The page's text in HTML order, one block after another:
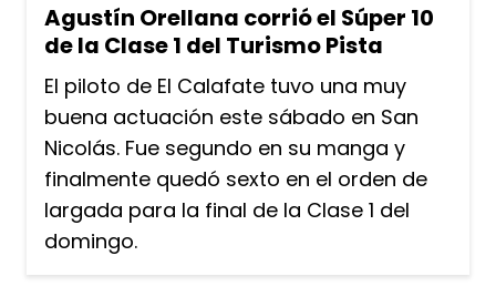
Agustín Orellana corrió el Súper 10
de la Clase 1 del Turismo Pista
El piloto de El Calafate tuvo una muy
buena actuación este sábado en San
Nicolás. Fue segundo en su manga y
finalmente quedó sexto en el orden de
largada para la final de la Clase 1 del
domingo.